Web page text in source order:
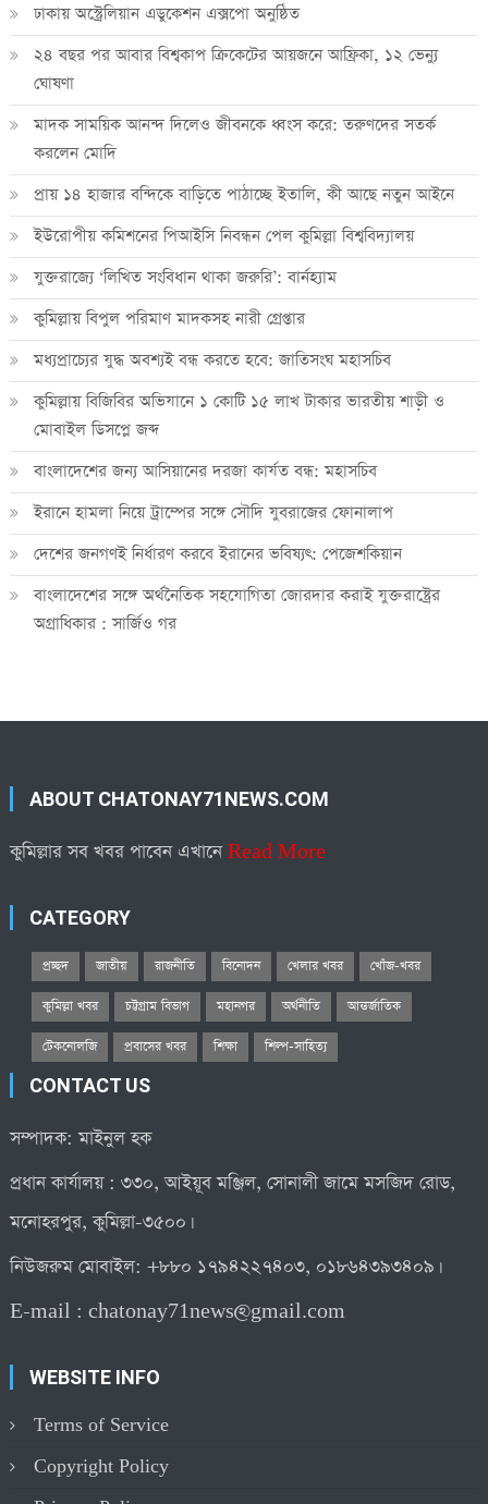
ঢাকায় অস্ট্রেলিয়ান এডুকেশন এক্সপো অনুষ্ঠিত
২৪ বছর পর আবার বিশ্বকাপ ক্রিকে‌টের আয়জনে আফ্রিকা, ১২ ভেন্যু
ঘোষণা
মাদক সাময়িক আনন্দ দিলেও জীবনকে ধ্বংস করে: তরুণদের সতর্ক
করলেন মোদি
প্রায় ১৪ হাজার বন্দিকে বাড়িতে পাঠাচ্ছে ইতালি, কী আছে নতুন আইনে
ইউরোপীয় কমিশনের পিআইসি নিবন্ধন পেল কুমিল্লা বিশ্ববিদ্যালয়
যুক্তরাজ্যে ‘লিখিত সংবিধান থাকা জরুরি’: বার্নহ্যাম
কুমিল্লায় বিপুল পরিমাণ মাদকসহ নারী গ্রেপ্তার
মধ্যপ্রাচ্যের যুদ্ধ অবশ্যই বন্ধ করতে হবে: জাতিসংঘ মহাসচিব
কুমিল্লায় বিজিবির অভিযানে ১ কোটি ১৫ লাখ টাকার ভারতীয় শাড়ী ও
মোবাইল ডিসপ্লে জব্দ
বাংলাদেশের জন্য আসিয়ানের দরজা কার্যত বন্ধ: মহাসচিব
ইরানে হামলা নিয়ে ট্রাম্পের সঙ্গে সৌদি যুবরাজের ফোনালাপ
দেশের জনগণই নির্ধারণ করবে ইরানের ভবিষ্যৎ: পেজেশকিয়ান
বাংলাদেশের সঙ্গে অর্থনৈতিক সহযোগিতা জোরদার করাই যুক্তরাষ্ট্রের
অগ্রাধিকার : সার্জিও গর
ABOUT CHATONAY71NEWS.COM
কুমিল্লার সব খবর পাবেন এখানেRead More
CATEGORY
প্রচ্ছদ জাতীয় রাজনীতি বিনোদন খেলার খবর খোঁজ-খবর
কুমিল্লা খবর চট্টগ্রাম বিভাগ মহানগর অর্থনীতি আন্তর্জাতিক
টেকনোলজি প্রবাসের খবর শিক্ষা শিল্প-সাহিত্য
CONTACT US
সম্পাদক: মাইনুল হক
প্রধান কার্যালয় : ৩৩০, আইয়ূব মঞ্জিল, সোনালী জামে মসজিদ রোড,
মনোহরপুর, কুমিল্লা-৩৫০০।
নিউজরুম মোবাইল: +৮৮০ ১৭৯৪২২৭৪০৩, ০১৮৬৪৩৯৩৪০৯।
E-mail :chatonay71news@gmail.com
WEBSITE INFO
Terms of Service
Copyright Policy